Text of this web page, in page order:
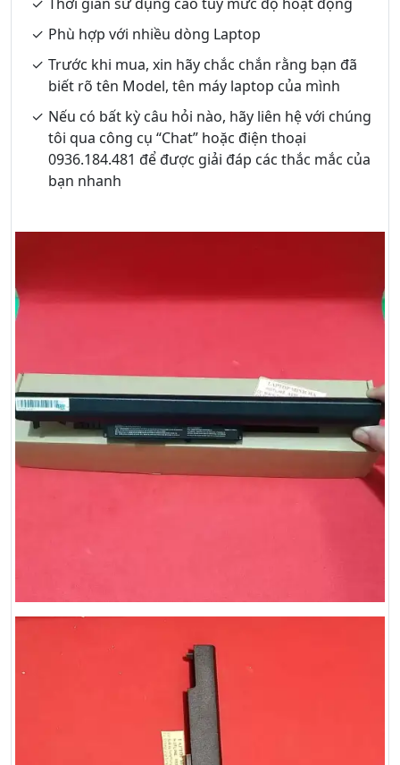
Phù hợp với nhiều dòng Laptop
Trước khi mua, xin hãy chắc chắn rằng bạn đã
biết rõ tên Model, tên máy laptop của mình
Nếu có bất kỳ câu hỏi nào, hãy liên hệ với chúng
tôi qua công cụ “Chat” hoặc điện thoại
0936.184.481 để được giải đáp các thắc mắc của
bạn nhanh